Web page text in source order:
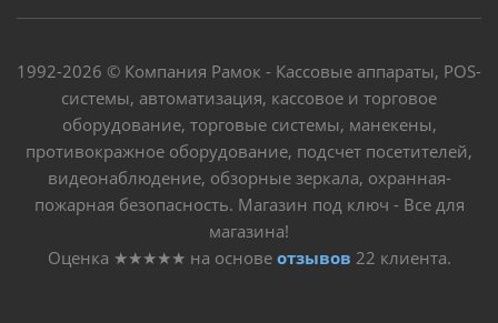
1992-2026 © Компания Рамок - Кассовые аппараты, POS-
системы, автоматизация, кассовое и торговое
оборудование, торговые системы, манекены,
противокражное оборудование, подсчет посетителей,
видеонаблюдение, обзорные зеркала, охранная-
пожарная безопасность. Магазин под ключ - Все для
магазина!
Оценка ★★★★★ на основе отзывов 22 клиента.